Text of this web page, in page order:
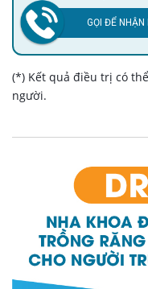
GỌI ĐỂ
(*) Kết quả điều trị có
người.